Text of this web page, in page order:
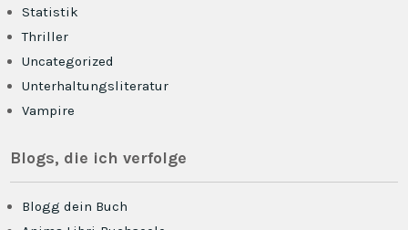
Statistik
Thriller
Uncategorized
Unterhaltungsliteratur
Vampire
Blogs, die ich verfolge
Blogg dein Buch